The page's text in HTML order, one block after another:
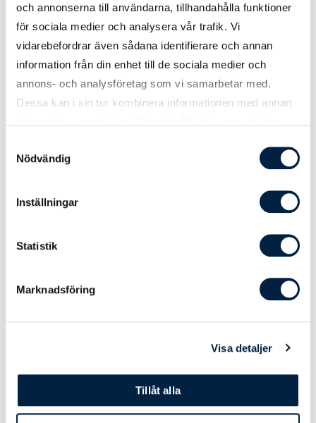
och annonserna till användarna, tillhandahålla funktioner
för sociala medier och analysera vår trafik. Vi
vidarebefordrar även sådana identifierare och annan
information från din enhet till de sociala medier och
annons- och analysföretag som vi samarbetar med.
Dessa kan i sin tur kombinera informationen med annan
Nödvändig
Inställningar
Statistik
Marknadsföring
Visa detaljer
Tillåt alla
Prislista
Antal 1500 3000 Startkostnad
Pris kr / st 14,80 12,40
Designmetod
Hjälp från easytryck
Tryck
Digitaltryck
0,00 595,00